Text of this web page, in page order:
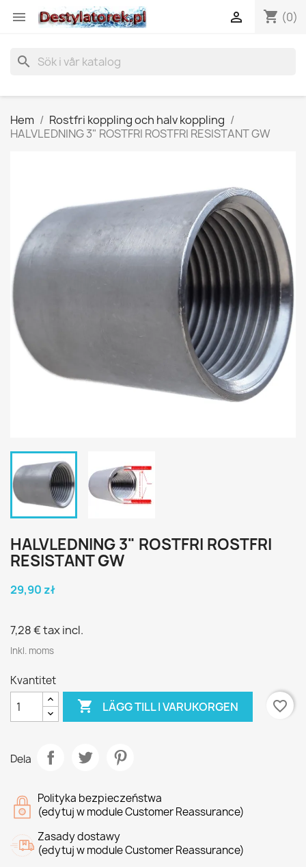
 shopping_cart (0)

search
Hem
Rostfri koppling och halv koppling
HALVLEDNING 3" ROSTFRI ROSTFRI RESISTANT GW
HALVLEDNING 3" ROSTFRI ROSTFRI
RESISTANT GW
29,90 zł
7,28 €tax incl.
Inkl. moms
Kvantitet
 LÄGG TILL I VARUKORGEN favorite_border
Dela
Polityka bezpieczeństwa
(edytuj w module Customer Reassurance)
Zasady dostawy
(edytuj w module Customer Reassurance)